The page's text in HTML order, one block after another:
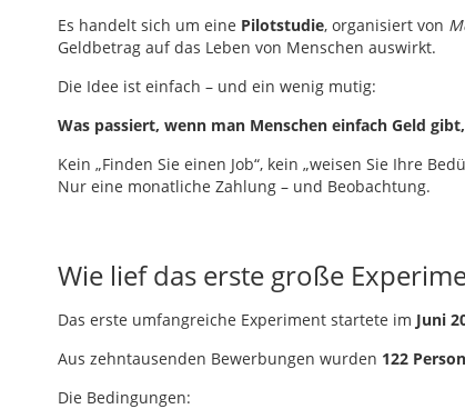
Es handelt sich um eine Pilotstudie, organisiert von
Geldbetrag auf das Leben von Menschen auswirkt.
Die Idee ist einfach – und ein wenig mutig:
Was passiert, wenn man Menschen einfach Geld
Kein „Finden Sie einen Job“, kein „weisen Sie Ihre
Nur eine monatliche Zahlung – und Beobachtung.
Wie lief das erste große
Das erste umfangreiche Experiment startete im Juni
Aus zehntausenden Bewerbungen wurden 122
Die Bedingungen: